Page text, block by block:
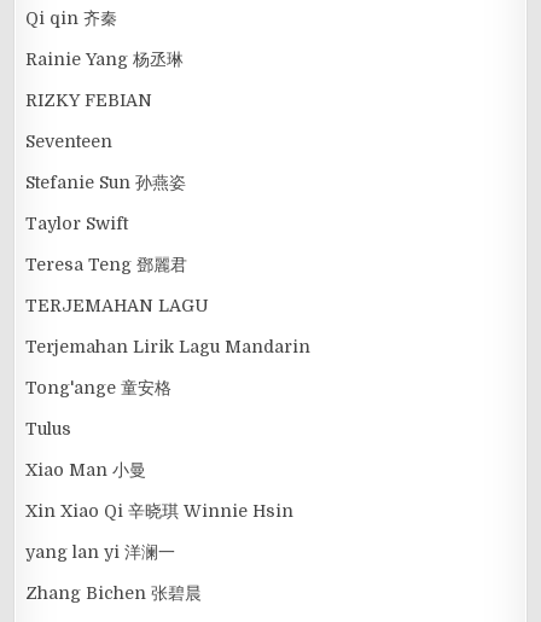
Qi qin 齐秦
Rainie Yang 杨丞琳
RIZKY FEBIAN
Seventeen
Stefanie Sun 孙燕姿
Taylor Swift
Teresa Teng 鄧麗君
TERJEMAHAN LAGU
Terjemahan Lirik Lagu Mandarin
Tong'ange 童安格
Tulus
Xiao Man 小曼
Xin Xiao Qi 辛晓琪 Winnie Hsin
yang lan yi 洋澜一
Zhang Bichen 张碧晨